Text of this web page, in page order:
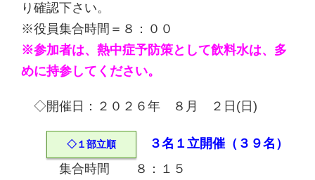
り確認下さい。
※役員集合時間＝８：００
※参加者は、熱中症予防策として飲料水は、多
めに持参してください。
◇開催日：２０２６年 ８月 ２日(日)
◇１部立順
３名１立開催（３９名）
集合時間 ８：１５